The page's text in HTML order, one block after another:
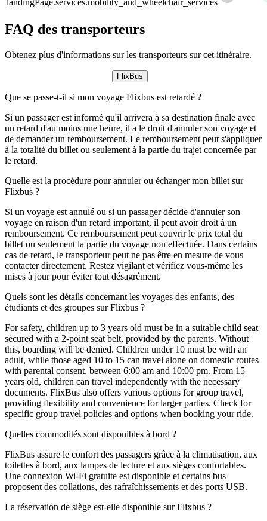
FAQ des transporteurs
Obtenez plus d'informations sur les transporteurs sur cet itinéraire.
FlixBus
Que se passe-t-il si mon voyage Flixbus est retardé ?
Si un passager est informé qu'il arrivera à sa destination finale avec
un retard d'au moins une heure, il a le droit d'annuler son voyage et
de demander un remboursement. Le remboursement peut s'appliquer
à la totalité du billet ou seulement à la partie du trajet concernée par
le retard.
Quelle est la procédure pour annuler ou échanger mon billet sur
Flixbus ?
Si un voyage est annulé ou si un passager décide d'annuler son
voyage en raison d'un retard important, il peut avoir droit à un
remboursement. Ce remboursement peut couvrir le prix total du
billet ou seulement la partie du voyage non effectuée. Dans certains
cas de retard, le transporteur peut ne pas être en mesure de vous
contacter directement. Restez vigilant et vérifiez vous-même les
mises à jour pour éviter tout désagrément.
Quels sont les détails concernant les voyages des enfants, des
étudiants et des groupes sur Flixbus ?
For safety, children up to 3 years old must be in a suitable child seat
secured with a 2-point seat belt, provided by the parents. Without
this, boarding will be denied. Children under 10 must be with an
adult, while those aged 10 to 15 can travel alone on domestic routes
with parental consent, between 6:00 am and 10:00 pm. From 15
years old, children can travel independently with the necessary
documents. FlixBus also offers various options for group travel,
providing flexibility and convenience for larger parties. Check for
specific group travel policies and options when booking your ride.
Quelles commodités sont disponibles à bord ?
FlixBus assure le confort des passagers grâce à la climatisation, aux
toilettes à bord, aux lampes de lecture et aux sièges confortables.
Une connexion Wi-Fi gratuite est disponible et certains bus
proposent des collations, des rafraîchissements et des ports USB.
La réservation de siège est-elle disponible sur Flixbus ?